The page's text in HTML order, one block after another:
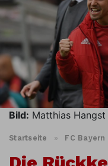
Bild: Matthias
Startseite » FC Bayern